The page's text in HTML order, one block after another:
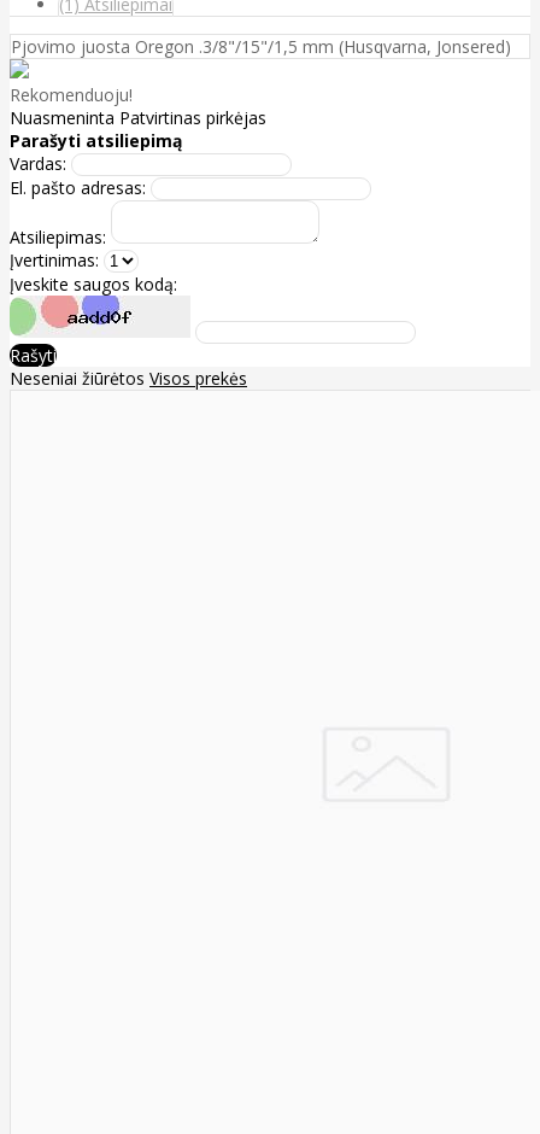
Pjovimo juosta Oregon .3/8"/15"/1,5 mm (Husqvarna, Jonsered)
Rekomenduoju!
Nuasmeninta Patvirtinas pirkėjas
Parašyti atsiliepimą
Vardas:
El. pašto adresas:
Atsiliepimas:
Įvertinimas:
Įveskite saugos kodą:
Rašyti
Neseniai žiūrėtos Visos prekės